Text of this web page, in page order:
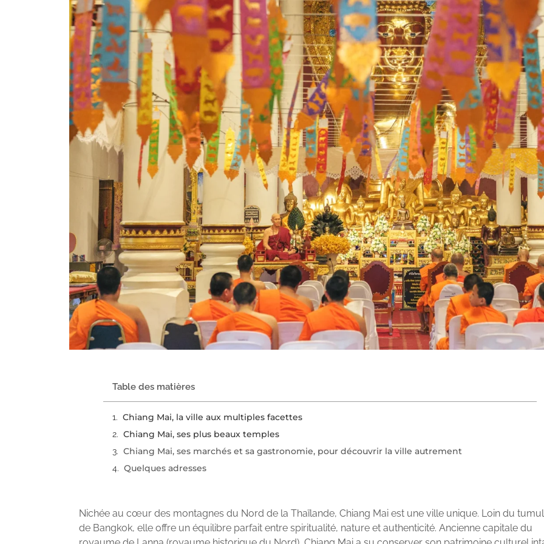
Table des matières
Chiang Mai, la ville aux multiples facettes
Chiang Mai, ses plus beaux temples
Chiang Mai, ses marchés et sa gastronomie, pour découvrir la ville autrement
Quelques adresses
Nichée au cœur des montagnes du Nord de la Thaïlande, Chiang Mai est une ville unique. Loin du
de Bangkok, elle offre un équilibre parfait entre spiritualité, nature et authenticité. Ancienne capitale du